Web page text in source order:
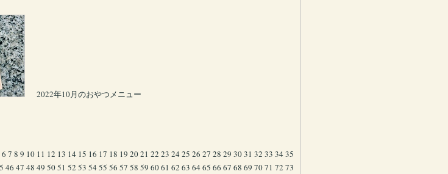
2022年10月のおやつメニュー
6 7 8 9 10 11 12 13 14 15 16 17 18 19 2021 22 23 24 25 26 27 28 29 3031 32 33 34 35
46 47 48 49 5051 52 53 54 55 56 57 58 59 6061 62 63 64 65 66 67 68 69 7071 72 73